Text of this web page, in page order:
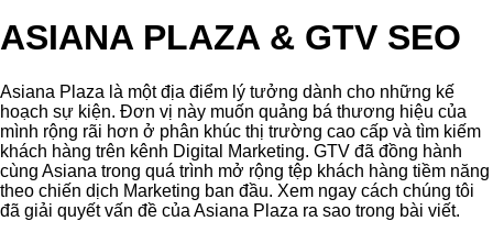
ASIANA PLAZA & GTV SEO
Asiana Plaza là một địa điểm lý tưởng dành cho những kế
hoạch sự kiện. Đơn vị này muốn quảng bá thương hiệu của
mình rộng rãi hơn ở phân khúc thị trường cao cấp và tìm kiếm
khách hàng trên kênh Digital Marketing. GTV đã đồng hành
cùng Asiana trong quá trình mở rộng tệp khách hàng tiềm năng
theo chiến dịch Marketing ban đầu. Xem ngay cách chúng tôi
đã giải quyết vấn đề của Asiana Plaza ra sao trong bài viết.